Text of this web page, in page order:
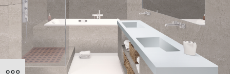
Рецепция
Кухня. Классический
стиль.
Ваша сфера деятельности
Обработчик Дизайнер